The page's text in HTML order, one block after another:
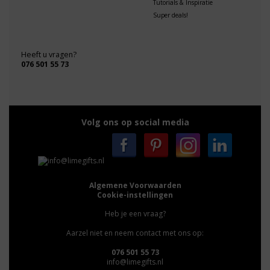
Tutorials & Inspiratie
Super deals!
Heeft u vragen?
076 501 55 73
Volg ons op social media
Algemene Voorwaarden
Cookie-instellingen
Heb je een vraag?
Aarzel niet en neem contact met ons op:
076 501 55 73
info@limegifts.nl